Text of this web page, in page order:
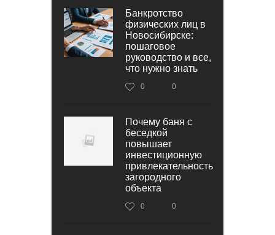
Банкротство
физических лиц в
Новосибирске:
пошаговое
руководство и все,
что нужно знать
0 0
Почему баня с
беседкой
повышает
инвестиционную
привлекательность
загородного
объекта
0 0